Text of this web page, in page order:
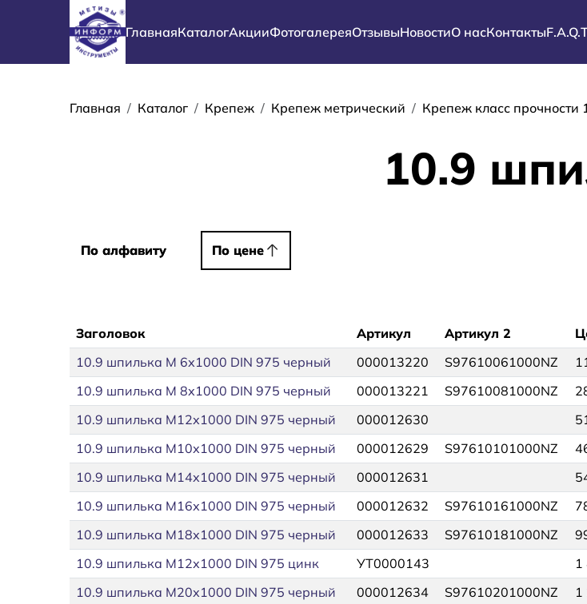
Перейти к основному содержанию
Основная навигация
ГлавнаяКаталогАкцииФотогалереяОтзывыНовостиО насКонтактыF.A.Q.
Строка навигации
Главная Каталог Крепеж Крепеж метрический Крепеж класс прочности
10.9
По алфавиту
По алфавиту По цене
По цене
Заголовок Артикул Артикул 2
10.9 шпилька М 6х1000 DIN 975 черный
000013220 S97610061000NZ
10.9 шпилька М 8х1000 DIN 975 черный
000013221 S97610081000NZ
10.9 шпилька М12х1000 DIN 975 черный
000012630
10.9 шпилька М10х1000 DIN 975 черный
000012629 S97610101000NZ
10.9 шпилька М14х1000 DIN 975 черный
000012631
10.9 шпилька М16х1000 DIN 975 черный
000012632 S97610161000NZ
10.9 шпилька М18х1000 DIN 975 черный
000012633 S97610181000NZ
10.9 шпилька М12х1000 DIN 975 цинк
УТ0000143 1
10.9 шпилька М20х1000 DIN 975 черный
000012634 S97610201000NZ 1